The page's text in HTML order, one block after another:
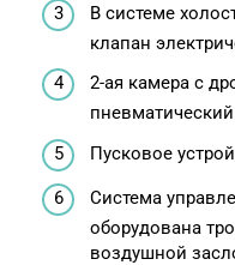
В системе
клапан
2-ая камера с
Пусковое
Система
оборудована
воздушной